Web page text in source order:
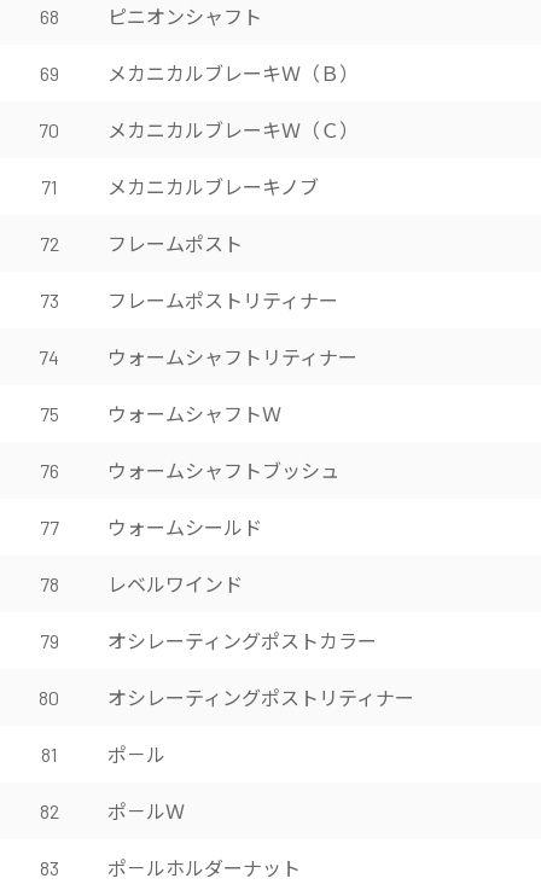
68 ピニオンシャフト
69 メカニカルブレーキＷ（Ｂ）
70 メカニカルブレーキＷ（Ｃ）
71 メカニカルブレーキノブ
72 フレームポスト
73 フレームポストリティナー
74 ウォームシャフトリティナー
75 ウォームシャフトＷ
76 ウォームシャフトブッシュ
77 ウォームシールド
78 レベルワインド
79 オシレーティングポストカラー
80 オシレーティングポストリティナー
81 ポ－ル
82 ポ－ルＷ
83 ポ－ルホルダーナット